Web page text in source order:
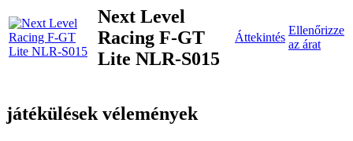
Next Level
Racing F-GT
Lite NLR-S015
Áttekintés
Ellenőrizze
az árat
játékülések vélemények